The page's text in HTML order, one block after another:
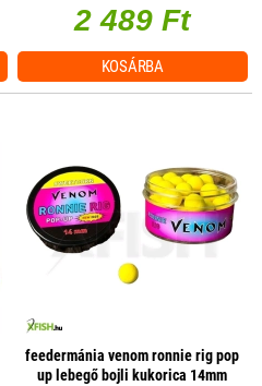
2 489 Ft
KOSÁRBA
feedermánia venom ronnie rig pop
up lebegő bojli kukorica 14mm